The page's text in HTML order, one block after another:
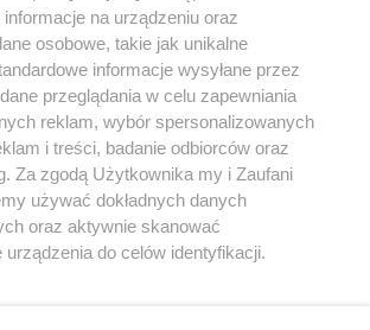
Instagram Youtube
na urządzeniu oraz
osobowe, takie jak unikalne
informacje wysyłane przez
przeglądania w celu zapewniania
reklam, wybór spersonalizowanych
i treści, badanie odbiorców oraz
Za zgodą Użytkownika my i Zaufani
używać dokładnych danych
oraz aktywnie skanować
do celów identyfikacji.